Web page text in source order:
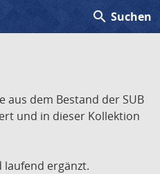
search Suchen
aus dem Bestand der SUB
und in dieser Kollektion
laufend ergänzt.